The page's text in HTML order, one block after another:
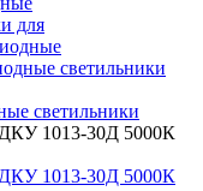
для
светильники
светильники
1013-30Д 5000К